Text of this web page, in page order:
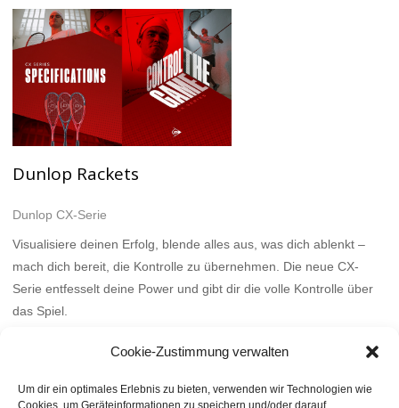
Cookie-Zustimmung verwalten
Um dir ein optimales Erlebnis zu bieten, verwenden wir Technologien wie
Cookies, um Geräteinformationen zu speichern und/oder darauf
Dunlop Rackets
Dunlop CX-Serie
Visualisiere deinen Erfolg, blende alles aus, was dich ablenkt –
mach dich bereit, die Kontrolle zu übernehmen. Die neue CX-
Serie entfesselt deine Power und gibt dir die volle Kontrolle über
das Spiel.